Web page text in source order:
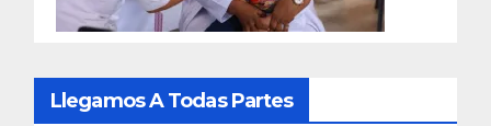
Llegamos A Todas Partes